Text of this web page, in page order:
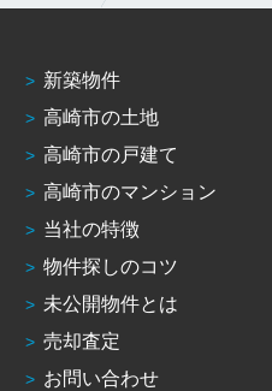
新築物件
高崎市の土地
高崎市の戸建て
高崎市のマンション
当社の特徴
物件探しのコツ
未公開物件とは
売却査定
お問い合わせ